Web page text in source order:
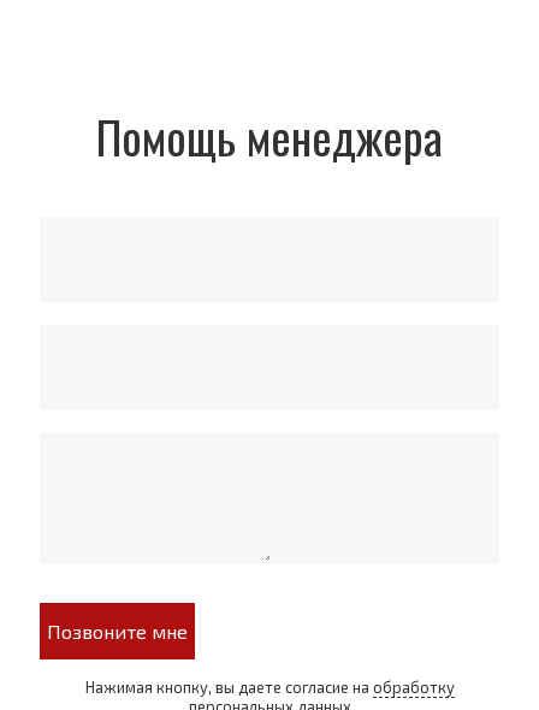
Помощь менеджера
Позвоните мне
Нажимая кнопку, вы даете согласие на обработку